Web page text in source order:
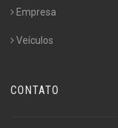
Empresa
Veículos
CONTATO